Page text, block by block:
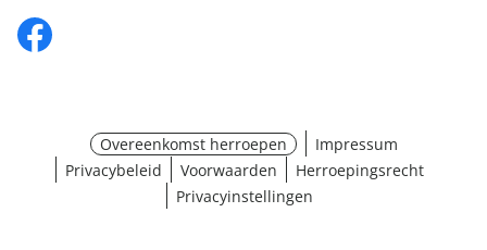
Overeenkomst herroepen
Impressum
Privacybeleid
Voorwaarden
Herroepingsrecht
Privacyinstellingen